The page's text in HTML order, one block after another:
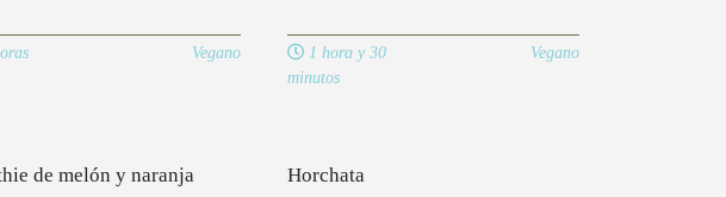
Vegano
1 hora y 30
minutos
Vegano
de melón y naranja Horchata